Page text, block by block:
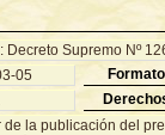
Decreto Supremo Nº
05 Formato
de la publicación del